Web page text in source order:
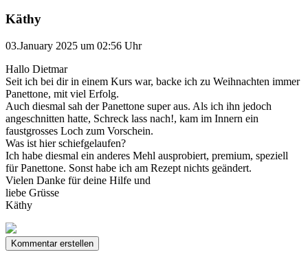
Käthy
03.January 2025 um 02:56 Uhr
Hallo Dietmar
Seit ich bei dir in einem Kurs war, backe ich zu Weihnachten immer
Panettone, mit viel Erfolg.
Auch diesmal sah der Panettone super aus. Als ich ihn jedoch
angeschnitten hatte, Schreck lass nach!, kam im Innern ein
faustgrosses Loch zum Vorschein.
Was ist hier schiefgelaufen?
Ich habe diesmal ein anderes Mehl ausprobiert, premium, speziell
für Panettone. Sonst habe ich am Rezept nichts geändert.
Vielen Danke für deine Hilfe und
liebe Grüsse
Käthy
Kommentar erstellen